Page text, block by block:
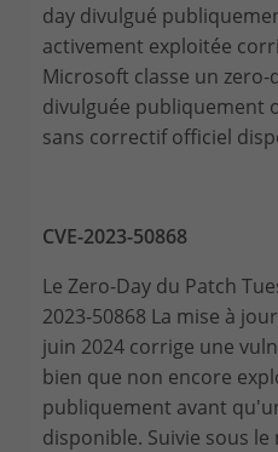
day divulgué
activement exploitée
Microsoft classe un
divulguée publiquement
sans correctif officiel
CVE-2023-50868
Le Zero-Day du Patch
2023-50868 La mise à
juin 2024 corrige une
bien que non encore
publiquement avant
disponible. Suivie sous le